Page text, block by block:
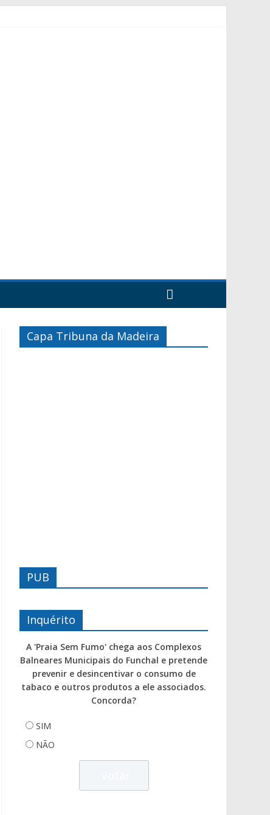
Capa Tribuna da Madeira
PUB
Inquérito
A 'Praia Sem Fumo' chega aos Complexos
Balneares Municipais do Funchal e pretende
prevenir e desincentivar o consumo de
tabaco e outros produtos a ele associados.
Concorda?
SIM
NÃO